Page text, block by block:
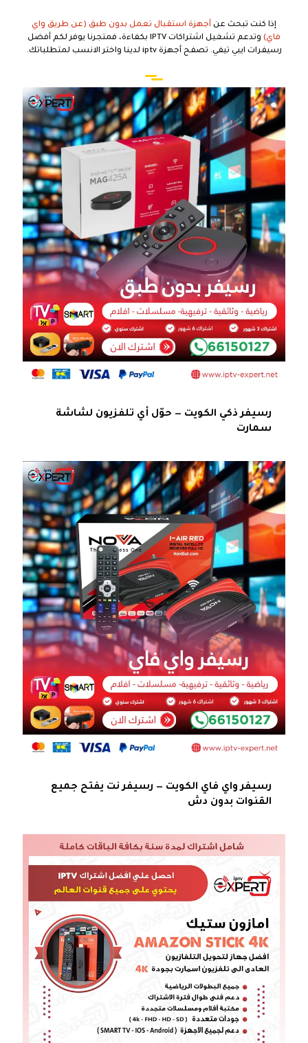
إذا كنت تبحث عن أجهزة استقبال تعمل بدون طبق (عن طريق واي
فاي)
وتدعم تشغيل اشتراكات IPTV بكفاءة، فمتجرنا يوفر لكم أفضل
رسيفرات ايبي تيفي. تصفح أجهزة iptv لدينا واختر الانسب لمتطلباتك.
رسيفر ذكي الكويت — حوّل أي تلفزيون لشاشة
سمارت
رسيفر واي فاي الكويت — رسيفر نت يفتح جميع
القنوات بدون دش